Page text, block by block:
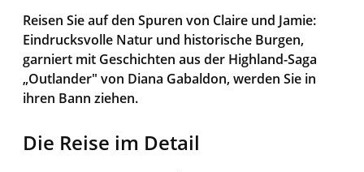
Reisen Sie auf den Spuren von Claire und Jamie:
Eindrucksvolle Natur und historische Burgen,
garniert mit Geschichten aus der Highland-Saga
„Outlander" von Diana Gabaldon, werden Sie in
ihren Bann ziehen.
Die Reise im Detail